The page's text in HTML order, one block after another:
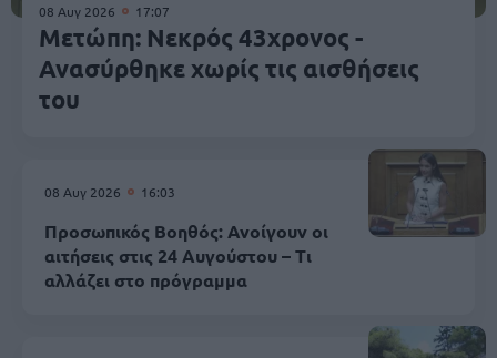
08 Αυγ 2026 17:07
Μετώπη: Νεκρός 43χρονος -
Ανασύρθηκε χωρίς τις αισθήσεις
του
08 Αυγ 2026 16:03
Προσωπικός Βοηθός: Ανοίγουν οι
αιτήσεις στις 24 Αυγούστου – Τι
αλλάζει στο πρόγραμμα